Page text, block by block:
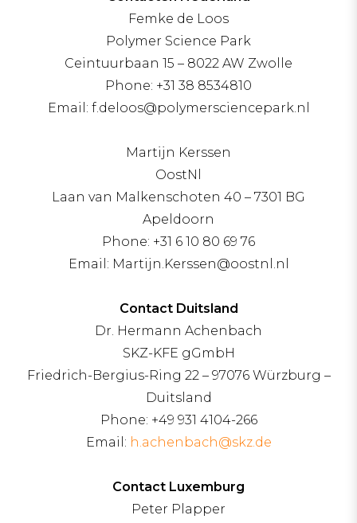
Femke de Loos
Polymer Science Park
Ceintuurbaan 15 – 8022 AW Zwolle
Phone: +31 38 8534810
Email: f.deloos@polymersciencepark.nl
Martijn Kerssen
OostNl
Laan van Malkenschoten 40 – 7301 BG
Apeldoorn
Phone: +31 6 10 80 69 76
Email: Martijn.Kerssen@oostnl.nl
Contact Duitsland
Dr. Hermann Achenbach
SKZ-KFE gGmbH
Friedrich-Bergius-Ring 22 – 97076 Würzburg –
Duitsland
Phone: +49 931 4104-266
Email: h.achenbach@skz.de
Contact Luxemburg
Peter Plapper